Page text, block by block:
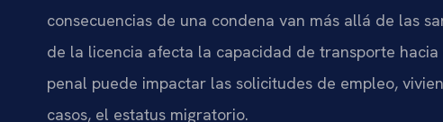
consecuencias de una condena van más allá de las
de la licencia afecta la capacidad de transporte
penal puede impactar las solicitudes de empleo,
casos, el estatus migratorio.